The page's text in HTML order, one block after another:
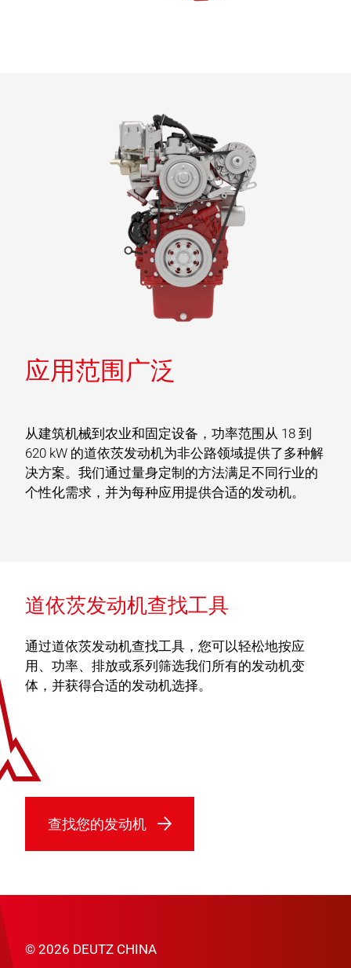
应用范围广泛
从建筑机械到农业和固定设备，功率范围从 18 到
620 kW 的道依茨发动机为非公路领域提供了多种解
决方案。我们通过量身定制的方法满足不同行业的
个性化需求，并为每种应用提供合适的发动机。
道依茨发动机查找工具
通过道依茨发动机查找工具，您可以轻松地按应
用、功率、排放或系列筛选我们所有的发动机变
体，并获得合适的发动机选择。
查找您的发动机
© 2026 DEUTZ CHINA